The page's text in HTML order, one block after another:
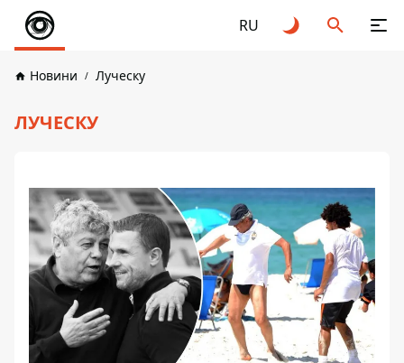
RU
Новини Луческу
ЛУЧЕСКУ